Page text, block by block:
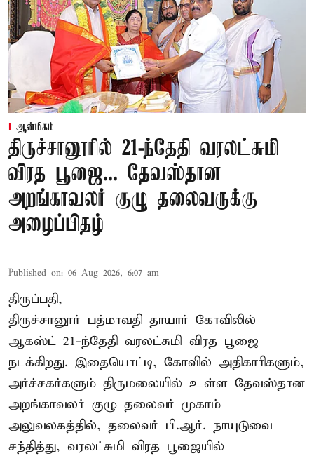
ஆன்மிகம்
திருச்சானூரில் 21-ந்தேதி வரலட்சுமி
விரத பூஜை... தேவஸ்தான
அறங்காவலர் குழு தலைவருக்கு
அழைப்பிதழ்
Published on: 06 Aug 2026, 6:07 am
திருப்பதி,
திருச்சானூர் பத்மாவதி தாயார் கோவிலில்
ஆகஸ்ட் 21-ந்தேதி வரலட்சுமி விரத பூஜை
நடக்கிறது. இதையொட்டி, கோவில் அதிகாரிகளும்,
அர்ச்சகர்களும் திருமலையில் உள்ள தேவஸ்தான
அறங்காவலர் குழு தலைவர் முகாம்
அலுவலகத்தில், தலைவர் பி.ஆர். நாயுடுவை
சந்தித்து, வரலட்சுமி விரத பூஜையில்